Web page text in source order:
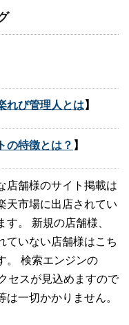
れび管理人とは 】
の特徴とは？ 】
店舗様のサイト掲載は
天市場に出店されてい
。 新規の店舗様、
ていない店舗様はこち
。 検索エンジンの
セスが見込めますので
一切かかりません。